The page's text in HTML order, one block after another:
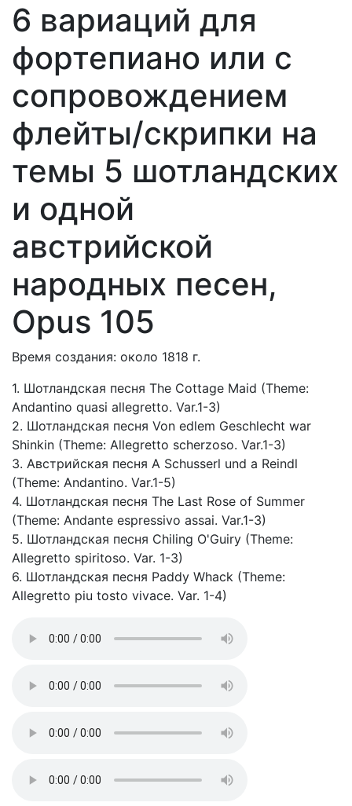
6 вариаций для
фортепиано или с
сопровождением
флейты/скрипки на
темы 5 шотландских
и одной
австрийской
народных песен,
Opus 105
Время создания: около 1818 г.
1. Шотландская песня The Cottage Maid (Theme:
Andantino quasi allegretto. Var.1-3)
2. Шотландская песня Von edlem Geschlecht war
Shinkin (Theme: Allegretto scherzoso. Var.1-3)
3. Австрийская песня A Schusserl und a Reindl
(Theme: Andantino. Var.1-5)
4. Шотландская песня The Last Rose of Summer
(Theme: Andante espressivo assai. Var.1-3)
5. Шотландская песня Chiling O'Guiry (Theme:
Allegretto spiritoso. Var. 1-3)
6. Шотландская песня Paddy Whack (Theme:
Allegretto piu tosto vivace. Var. 1-4)